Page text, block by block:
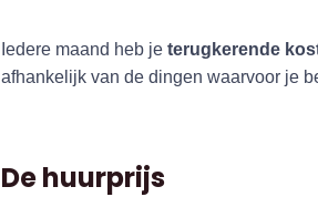
Iedere maand heb je terugkerende
afhankelijk van de dingen waarvoor je
De huurprijs